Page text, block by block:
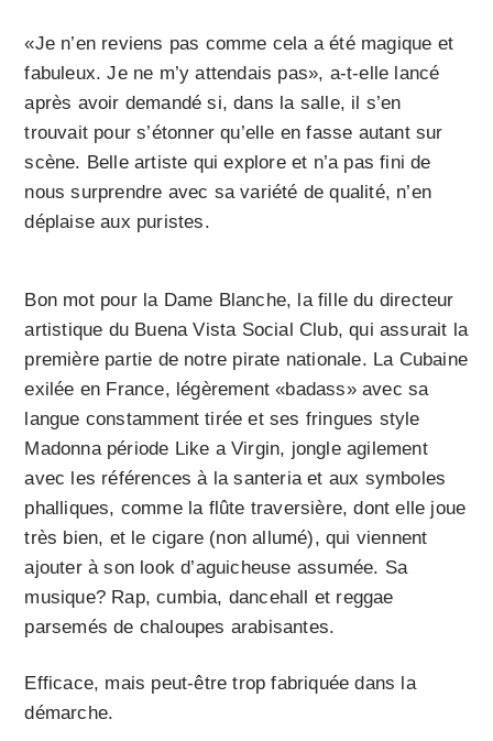
«Je n’en reviens pas comme cela a été magique et
fabuleux. Je ne m’y attendais pas», a-t-elle lancé
après avoir demandé si, dans la salle, il s’en
trouvait pour s’étonner qu’elle en fasse autant sur
scène. Belle artiste qui explore et n’a pas fini de
nous surprendre avec sa variété de qualité, n’en
déplaise aux puristes.
Bon mot pour la Dame Blanche, la fille du directeur
artistique du Buena Vista Social Club, qui assurait la
première partie de notre pirate nationale. La Cubaine
exilée en France, légèrement «badass» avec sa
langue constamment tirée et ses fringues style
Madonna période Like a Virgin, jongle agilement
avec les références à la santeria et aux symboles
phalliques, comme la flûte traversière, dont elle joue
très bien, et le cigare (non allumé), qui viennent
ajouter à son look d’aguicheuse assumée. Sa
musique? Rap, cumbia, dancehall et reggae
parsemés de chaloupes arabisantes.
Efficace, mais peut-être trop fabriquée dans la
démarche.